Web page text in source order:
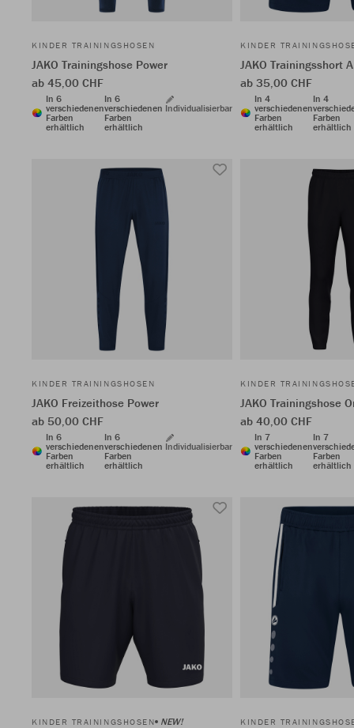
KINDER TRAININGSHOSEN
JAKO Trainingshose Power
ab 45,00 CHF
In 6
verschiedenen
Farben
erhältlich
In 6
verschiedenen
Farben
erhältlich
Individualisierbar
KINDER
JAKO Trainingsshort
ab 35,00 CHF
In 4
verschiedenen
Farben
erhältlich
In 4
Farben
erhältlich
KINDER TRAININGSHOSEN
JAKO Freizeithose Power
ab 50,00 CHF
In 6
verschiedenen
Farben
erhältlich
In 6
verschiedenen
Farben
erhältlich
Individualisierbar
KINDER
JAKO Trainingshose
ab 40,00 CHF
In 7
verschiedenen
Farben
erhältlich
In 7
Farben
erhältlich
KINDER TRAININGSHOSEN NEW! KINDER